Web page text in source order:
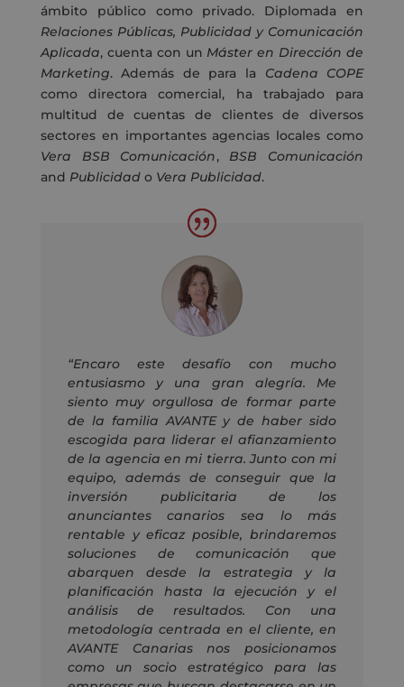
ámbito público como privado. Diplomada en
Relaciones Públicas, Publicidad y Comunicación
Aplicada, cuenta con un Máster en Dirección de
Marketing. Además de para la Cadena COPE
como directora comercial, ha trabajado para
multitud de cuentas de clientes de diversos
sectores en importantes agencias locales como
Vera BSB Comunicación, BSB Comunicación
and Publicidado Vera Publicidad.
“Encaro este desafío con mucho
entusiasmo y una gran alegría. Me
siento muy orgullosa de formar parte
de la familia AVANTE y de haber sido
escogida para liderar el afianzamiento
de la agencia en mi tierra. Junto con mi
equipo, además de conseguir que la
inversión publicitaria de los
anunciantes canarios sea lo más
rentable y eficaz posible, brindaremos
soluciones de comunicación que
abarquen desde la estrategia y la
planificación hasta la ejecución y el
análisis de resultados. Con una
metodología centrada en el cliente, en
AVANTE Canarias nos posicionamos
como un socio estratégico para las